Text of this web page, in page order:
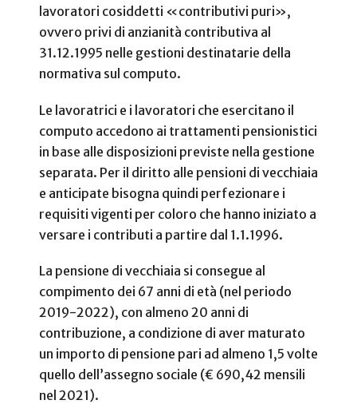
lavoratori cosiddetti «contributivi puri»,
ovvero privi di anzianità contributiva al
31.12.1995 nelle gestioni destinatarie della
normativa sul computo.
Le lavoratrici e i lavoratori che esercitano il
computo accedono ai trattamenti pensionistici
in base alle disposizioni previste nella gestione
separata. Per il diritto alle pensioni di vecchiaia
e anticipate bisogna quindi perfezionare i
requisiti vigenti per coloro che hanno iniziato a
versare i contributi a partire dal 1.1.1996.
La pensione di vecchiaia si consegue al
compimento dei 67 anni di età (nel periodo
2019-2022), con almeno 20 anni di
contribuzione, a condizione di aver maturato
un importo di pensione pari ad almeno 1,5 volte
quello dell’assegno sociale (€ 690,42 mensili
nel 2021).